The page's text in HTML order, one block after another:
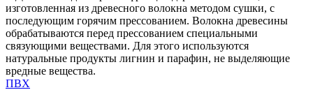
изготовленная из древесного волокна методом сушки, с
последующим горячим прессованием. Волокна древесины
обрабатываются перед прессованием специальными
связующими веществами. Для этого используются
натуральные продукты лигнин и парафин, не выделяющие
вредные вещества.
ПВХ